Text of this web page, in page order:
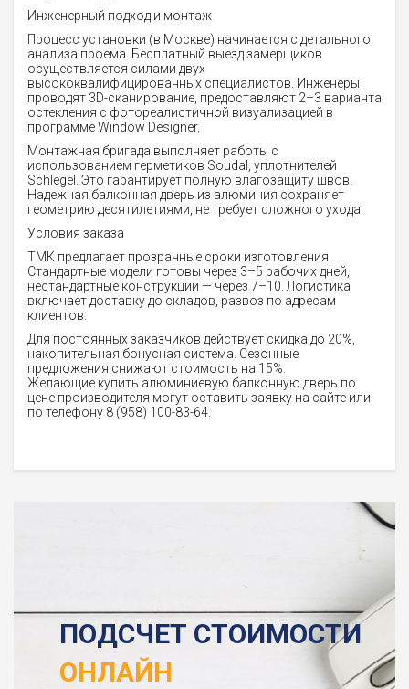
Инженерный подход и монтаж
Процесс установки (в Москве) начинается с детального
анализа проема. Бесплатный выезд замерщиков
осуществляется силами двух
высококвалифицированных специалистов. Инженеры
проводят 3D-сканирование, предоставляют 2–3 варианта
остекления с фотореалистичной визуализацией в
программе Window Designer.
Монтажная бригада выполняет работы с
использованием герметиков Soudal, уплотнителей
Schlegel. Это гарантирует полную влагозащиту швов.
Надежная балконная дверь из алюминия сохраняет
геометрию десятилетиями, не требует сложного ухода.
Условия заказа
ТМК предлагает прозрачные сроки изготовления.
Стандартные модели готовы через 3–5 рабочих дней,
нестандартные конструкции — через 7–10. Логистика
включает доставку до складов, развоз по адресам
клиентов.
Для постоянных заказчиков действует скидка до 20%,
накопительная бонусная система. Сезонные
предложения снижают стоимость на 15%.
Желающие купить алюминиевую балконную дверь по
цене производителя могут оставить заявку на сайте или
по телефону 8 (958) 100-83-64.
ПОДСЧЕТ СТОИМОСТИ
ОНЛАЙН